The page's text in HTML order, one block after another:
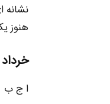
نشانه‌
هنوز
خرداد
ا ج ب